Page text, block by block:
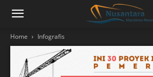
Home Infografis